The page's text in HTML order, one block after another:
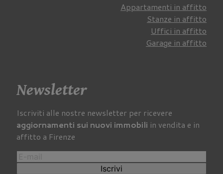
Appartamenti in affitto
Stanze in affitto
Uffici in affitto
Garage in affitto
Newsletter
Iscriviti alle nostre newsletter per ricevere
aggiornamenti sui nuovi immobili in vendita e in
affitto a Firenze
Iscrivi